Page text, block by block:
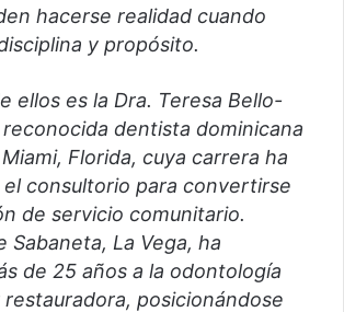
hacerse realidad cuando
y propósito.
ellos es la Dra. Teresa Bello-
reconocida dentista dominicana
Florida, cuya carrera ha
consultorio para convertirse
de servicio comunitario.
Sabaneta, La Vega, ha
de 25 años a la odontología
posicionándose